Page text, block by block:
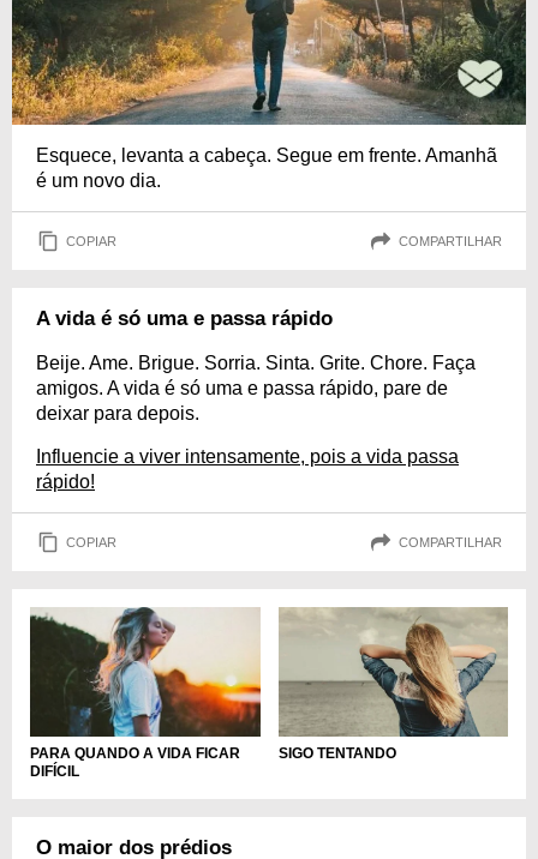
Esquece, levanta a cabeça. Segue em frente. Amanhã
é um novo dia.
COPIAR COMPARTILHAR
A vida é só uma e passa rápido
Beije. Ame. Brigue. Sorria. Sinta. Grite. Chore. Faça
amigos. A vida é só uma e passa rápido, pare de
deixar para depois.
Influencie a viver intensamente, pois a vida passa
rápido!
COPIAR COMPARTILHAR
PARA QUANDO A VIDA FICAR
DIFÍCIL
SIGO TENTANDO
O maior dos prédios